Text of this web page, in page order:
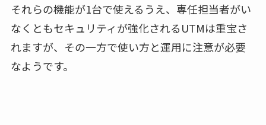
それらの機能が1台で使えるうえ、専任担当者がい
なくともセキュリティが強化されるUTMは重宝さ
れますが、その一方で使い方と運用に注意が必要
なようです。